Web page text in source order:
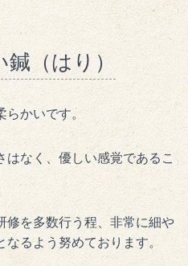
鍼（はり）
らかいです。
はなく、優しい感覚であるこ
修を多数行う程、非常に細や
るよう努めております。